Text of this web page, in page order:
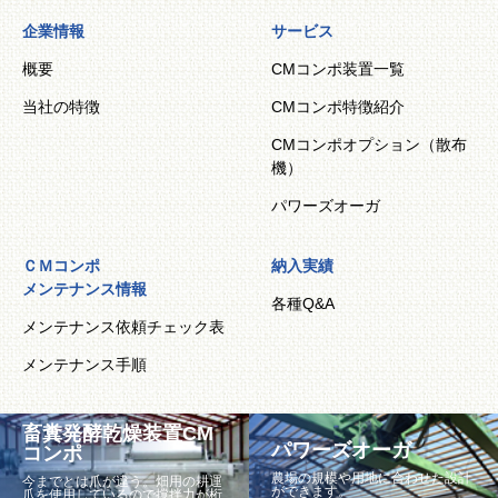
企業情報
概要
当社の特徴
サービス
CMコンポ装置一覧
CMコンポ特徴紹介
CMコンポオプション（散布
機）
パワーズオーガ
ＣＭコンポ
メンテナンス情報
メンテナンス依頼チェック表
メンテナンス手順
納入実績
各種Q&A
畜糞発酵乾燥装置CM
コンポ
今までとは爪が違う。畑用の耕運
パワーズオーガ
農場の規模や用地に合わせた設計
ができます。